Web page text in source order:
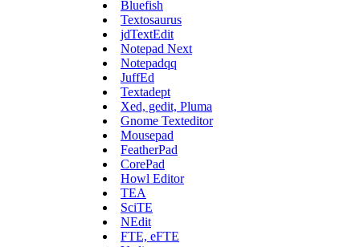
Bluefish
Textosaurus
jdTextEdit
Notepad Next
Notepadqq
JuffEd
Textadept
Xed, gedit, Pluma
Gnome Texteditor
Mousepad
FeatherPad
CorePad
Howl Editor
TEA
SciTE
NEdit
FTE, eFTE